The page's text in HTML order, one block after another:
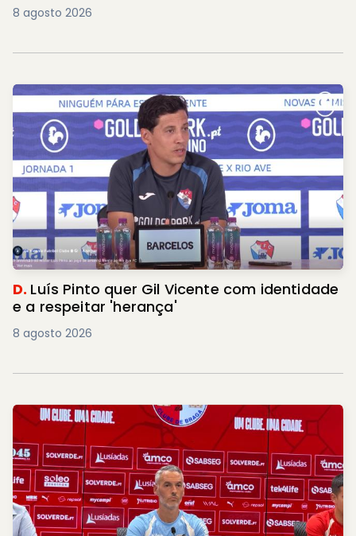
8 agosto 2026
D. Luís Pinto quer Gil Vicente com identidade
e a respeitar 'herança'
8 agosto 2026